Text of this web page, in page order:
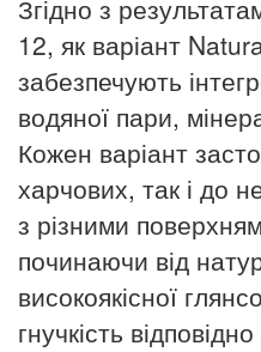
Згідно з
12, як варіант
забезпечують
водяної пари,
Кожен варіант
харчових, так і до
з різними
починаючи від
високоякісної
гнучкість